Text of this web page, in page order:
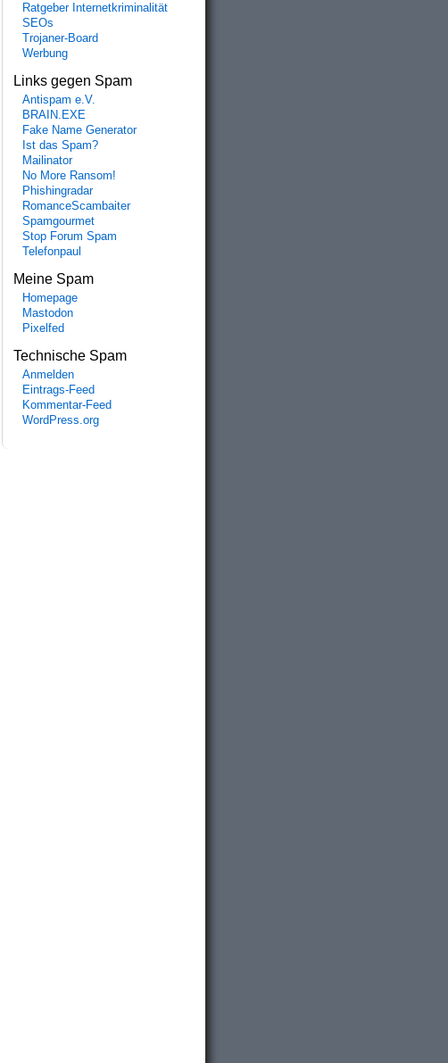
Ratgeber Internetkriminalität
SEOs
Trojaner-Board
Werbung
Links gegen Spam
Antispam e.V.
BRAIN.EXE
Fake Name Generator
Ist das Spam?
Mailinator
No More Ransom!
Phishingradar
RomanceScambaiter
Spamgourmet
Stop Forum Spam
Telefonpaul
Meine Spam
Homepage
Mastodon
Pixelfed
Technische Spam
Anmelden
Eintrags-Feed
Kommentar-Feed
WordPress.org